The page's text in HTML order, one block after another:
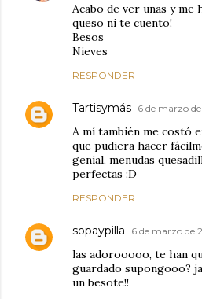
Acabo de ver unas y me
queso ni te cuento!
Besos
Nieves
RESPONDER
Tartisymás 6 de marzo de
A mí también me costó
que pudiera hacer
genial, menudas
perfectas :D
RESPONDER
sopaypilla 6 de marzo de
las adorooooo, te han
guardado supongooo?
un besote!!